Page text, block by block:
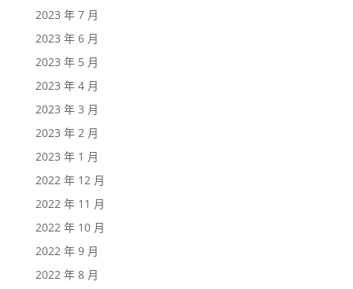
2023 年 7 月
2023 年 6 月
2023 年 5 月
2023 年 4 月
2023 年 3 月
2023 年 2 月
2023 年 1 月
2022 年 12 月
2022 年 11 月
2022 年 10 月
2022 年 9 月
2022 年 8 月